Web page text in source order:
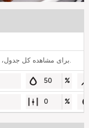
برای مشاهده کل جدول، جدول را به سمت راست حرکت دهید.
50 %
0 %